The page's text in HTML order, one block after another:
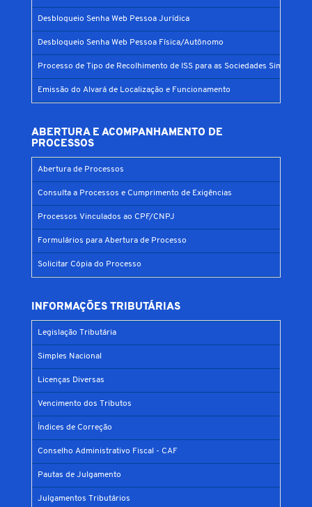
Desbloqueio Senha Web Pessoa Jurídica
Desbloqueio Senha Web Pessoa Física/Autônomo
Processo de Tipo de Recolhimento de ISS para as Sociedades Simples
Emissão do Alvará de Localização e Funcionamento
ABERTURA E ACOMPANHAMENTO DE
PROCESSOS
Abertura de Processos
Consulta a Processos e Cumprimento de Exigências
Processos Vinculados ao CPF/CNPJ
Formulários para Abertura de Processo
Solicitar Cópia do Processo
INFORMAÇÕES TRIBUTÁRIAS
Legislação Tributária
Simples Nacional
Licenças Diversas
Vencimento dos Tributos
Índices de Correção
Conselho Administrativo Fiscal - CAF
Pautas de Julgamento
Julgamentos Tributários